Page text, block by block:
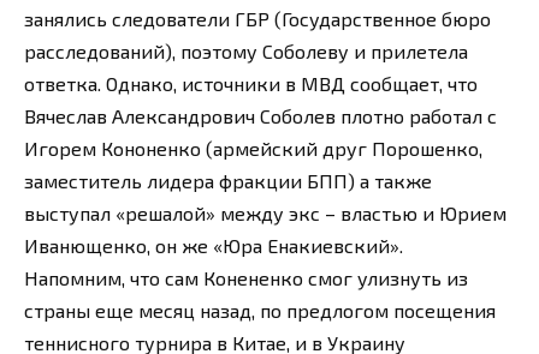
занялись следователи ГБР (Государственное бюро
расследований), поэтому Соболеву и прилетела
ответка. Однако, источники в МВД сообщает, что
Вячеслав Александрович Соболев плотно работал с
Игорем Кононенко (армейский друг Порошенко,
заместитель лидера фракции БПП) а также
выступал «решалой» между экс – властью и Юрием
Иванющенко, он же «Юра Енакиевский».
Напомним, что сам Конененко смог улизнуть из
страны еще месяц назад, по предлогом посещения
теннисного турнира в Китае, и в Украину